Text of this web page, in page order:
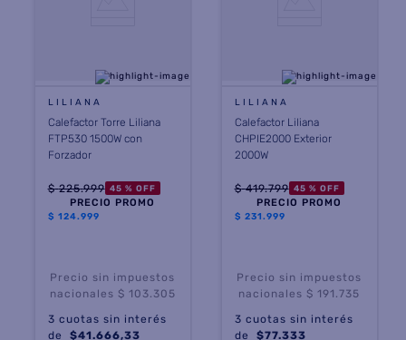
LILIANA
Calefactor Torre Liliana
FTP530 1500W con
Forzador
$ 225.999 45 % OFF
PRECIO PROMO
$ 124.999
Precio sin impuestos
nacionales $ 103.305
3 cuotas sin interés
de $41.666,33
LILIANA
Calefactor Liliana
CHPIE2000 Exterior
2000W
$ 419.799 45 % OFF
PRECIO PROMO
$ 231.999
Precio sin impuestos
nacionales $ 191.735
3 cuotas sin interés
de $77.333